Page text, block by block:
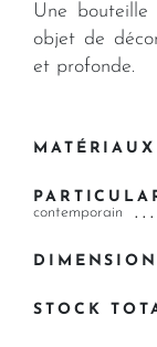
Une
objet de
et profonde.
contemporain
STOCK